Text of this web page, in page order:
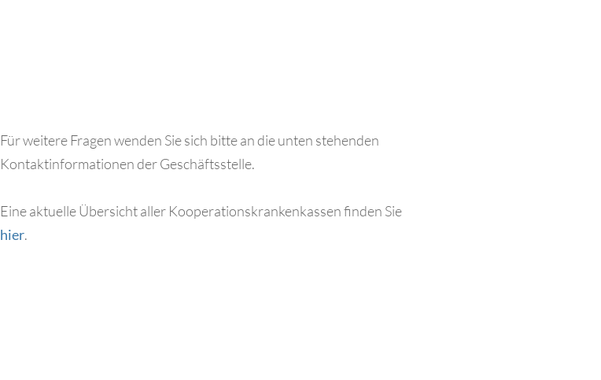
Für weitere Fragen wenden Sie sich bitte an die unten stehenden
Kontaktinformationen der Geschäftsstelle.
Eine aktuelle Übersicht aller Kooperationskrankenkassen finden Sie
hier.